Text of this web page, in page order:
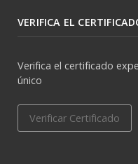
VERIFICA EL
Verifica el certificado
único
Verificar Certificado